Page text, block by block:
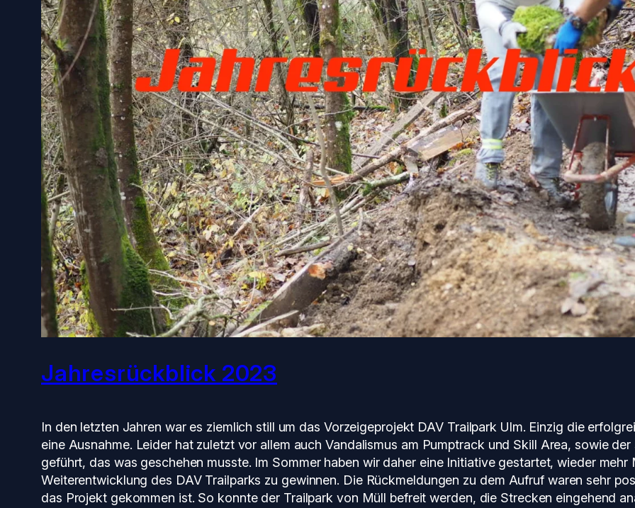
Jahresrückblick 2023
In den letzten Jahren war es ziemlich still um das Vorzeigeprojekt DAV Trailpark Ulm. Einzig die
eine Ausnahme. Leider hat zuletzt vor allem auch Vandalismus am Pumptrack und Skill Area, sowie
geführt, das was geschehen musste. Im Sommer haben wir daher eine Initiative gestartet, wieder
Weiterentwicklung des DAV Trailparks zu gewinnen. Die Rückmeldungen zu dem Aufruf waren sehr
das Projekt gekommen ist. So konnte der Trailpark von Müll befreit werden, die Strecken eingehend